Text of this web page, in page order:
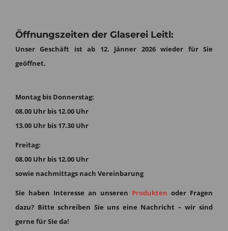
Öffnungszeiten der Glaserei Leitl:
Unser Geschäft ist ab 12. Jänner 2026 wieder für Sie
geöffnet.
Montag bis Donnerstag:
08.00 Uhr bis 12.00 Uhr
13.00 Uhr bis 17.30 Uhr
Freitag:
08.00 Uhr bis 12.00 Uhr
sowie nachmittags nach Vereinbarung
Sie haben Interesse an unseren Produkten oder Fragen
dazu? Bitte schreiben Sie uns eine Nachricht – wir sind
gerne für Sie da!